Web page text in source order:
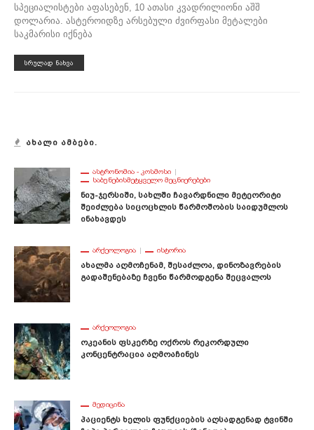
სპეციალისტები აფასებენ, 10 ათასი კვადრილიონი აშშ
დოლარია. ასტეროიდზე არსებული ძვირფასი მეტალები
საკმარისი იქნება
ᲡᲠᲣᲚᲐᲓ ᲜᲐᲮᲕᲐ
ᲐᲮᲐᲚᲘ ᲐᲛᲑᲔᲑᲘ.
ᲐᲡᲢᲠᲝᲜᲝᲛᲘᲐ - ᲙᲝᲡᲛᲝᲡᲘ
ᲡᲐᲑᲣᲜᲔᲑᲘᲡᲛᲔᲢᲧᲕᲔᲚᲝ ᲛᲔᲪᲜᲘᲔᲠᲔᲑᲔᲑᲘ
Ნიუ-Ჯერსიში, Სახლში Ჩავარდნილი Მეტეორიტი
Შეიძლება Სიცოცხლის Წარმოშობის Საიდუმლოს
Ინახავდეს
ᲐᲠᲥᲔᲝᲚᲝᲒᲘᲐ ᲘᲡᲢᲝᲠᲘᲐ
Ახალმა Აღმოჩენამ, Შესაძლოა, Დინოზავრების
Გადაშენებაზე Ჩვენი Წარმოდგენა Შეცვალოს
ᲐᲠᲥᲔᲝᲚᲝᲒᲘᲐ
Ოკეანის Ფსკერზე Ოქროს Რეკორდული
Კონცენტრაცია Აღმოაჩინეს
ᲛᲔᲓᲘᲪᲘᲜᲐ
Პაციენტს Ხელის Ფუნქციების Აღსადგენად Ტვინში